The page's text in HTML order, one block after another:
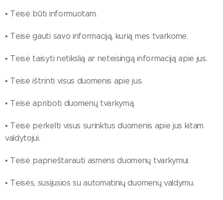
• Teisė būti informuotam.
• Teisė gauti savo informaciją, kurią mes tvarkome.
• Teisė taisyti netikslią ar neteisingą informaciją apie jus.
• Teisė ištrinti visus duomenis apie jus.
• Teisė apriboti duomenų tvarkymą.
• Teisė perkelti visus surinktus duomenis apie jus kitam
valdytojui.
• Teisė paprieštarauti asmens duomenų tvarkymui.
• Teisės, susijusios su automatinių duomenų valdymu.